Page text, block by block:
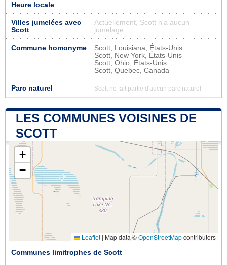
Heure locale
Villes jumelées avec
Scott
Actuellement, Scott n'a aucun
jumelage
Commune homonyme
Scott, Louisiana, États-Unis
Scott, New York, États-Unis
Scott, Ohio, États-Unis
Scott, Quebec, Canada
Parc naturel Scott ne fait partie d'aucun parc naturel
LES COMMUNES VOISINES DE
SCOTT
+
−
Leaflet | Map data ©OpenStreetMapcontributors
Communes limitrophes de Scott